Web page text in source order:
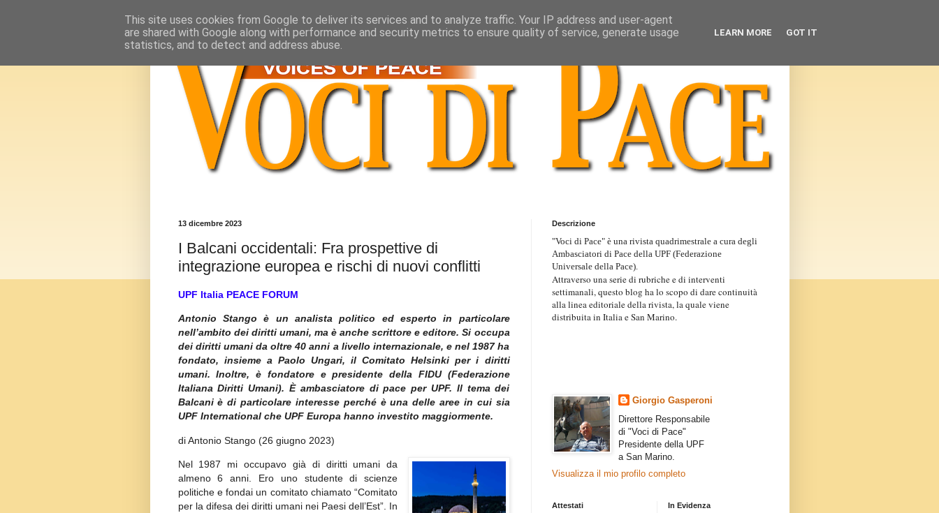
13 dicembre 2023
I Balcani occidentali: Fra prospettive di
integrazione europea e rischi di nuovi conflitti
UPF Italia PEACE FORUM
Antonio Stango è un analista politico ed esperto in particolare
nell’ambito dei diritti umani, ma è anche scrittore e editore. Si occupa
dei diritti umani da oltre 40 anni a livello internazionale, e nel 1987 ha
fondato, insieme a Paolo Ungari, il Comitato Helsinki per i diritti
umani. Inoltre, è fondatore e presidente della FIDU (Federazione
Italiana Diritti Umani). È ambasciatore di pace per UPF. Il tema dei
Balcani è di particolare interesse perché è una delle aree in cui sia
UPF International che UPF Europa hanno investito maggiormente.
di Antonio Stango (26 giugno 2023)
Nel 1987 mi occupavo già di diritti umani da
almeno 6 anni. Ero uno studente di scienze
politiche e fondai un comitato chiamato “Comitato
per la difesa dei diritti umani nei Paesi dell’Est”. In
Descrizione
"Voci di Pace" è una rivista quadrimestrale a cura degli
Ambasciatori di Pace della UPF (Federazione
Universale della Pace).
Attraverso una serie di rubriche e di interventi
settimanali, questo blog ha lo scopo di dare continuità
alla linea editoriale della rivista, la quale viene
distribuita in Italia e San Marino.
Giorgio Gasperoni
Direttore Responsabile
di "Voci di Pace"
Presidente della UPF
a San Marino.
Visualizza il mio profilo completo
Attestati In Evidenza
This site uses cookies from Google to deliver its services and to analyze traffic. Your IP address and user-agent
are shared with Google along with performance and security metrics to ensure quality of service, generate usage
statistics, and to detect and address abuse.
LEARN MORE GOT IT